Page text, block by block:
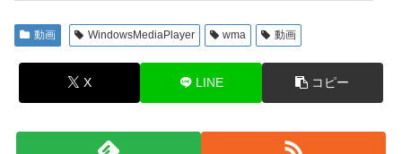
動画 WindowsMediaPlayer wma 動画
X LINE コピー